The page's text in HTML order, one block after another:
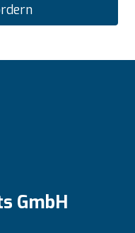
GmbH